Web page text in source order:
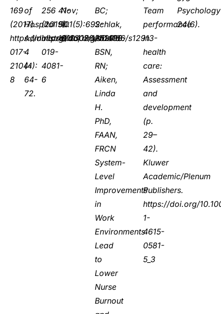
169
(2017).
https://doi.org/10.1186/s12913-
017-
2104-
8
of
Hospital
Administration;
4
(4):
64-
72.
256
(2019).
https://doi.org/10.1186/s12913-
019-
4081-
6
41-
50.
10.2307/1251430.
Nov;
101(5):692-
6.
BC;
Schlak,
Amelia
BSN,
RN;
Aiken,
Linda
H.
PhD,
FAAN,
FRCN
System-
Level
Improvements
in
Work
Environments
Lead
to
Lower
Nurse
Burnout
Team
performance
in
health
care:
Assessment
and
development
(p.
29–
42).
Kluwer
Academic/Plenum
Publishers.
https://doi.org/
1-
4615-
0581-
5_3
Psychology
24(6).